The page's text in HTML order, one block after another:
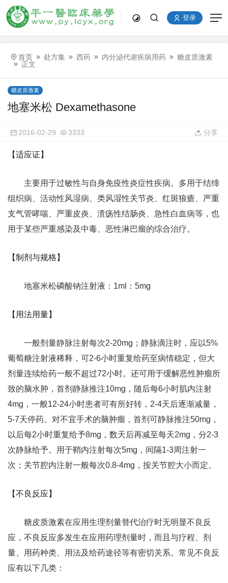
登录
首页 处方集 西药 内分泌代谢疾病用药
糖皮质激素
正文
糖皮质激素
地塞米松 Dexamethasone
2016-02-29 3333 分享
【适应证】
主要用于过敏性与自身免疫性炎症性疾病。多用于结缔
组织病、活动性风湿病、类风湿性关节炎、红斑狼瘡、严重
支气管哮喘、严重皮炎、溃疡性结肠炎、急性白血病等，也
用于某些严重感染及中毒、恶性淋巴瘤的综合治疗。
【制剂与规格】
地塞米松磷酸钠注射液：1ml：5mg
【用法用量】
一般剂量静脉注射每次2-20mg；静脉滴注时，应以5%
葡萄糖注射液稀释，可2-6小时重复给药至病情稳定，但大
剂量连续给药一般不超过72小时。还可用于缓解恶性肿瘤所
致的脑水肿，首剂静脉推注10mg，随后每6小时肌内注射
4mg，一般12-24小时患者可有所好转，2-4天后逐渐减量，
5-7天停药。对不宜手术的脑肿瘤，首剂可静脉推注50mg，
以后每2小时重复给予8mg，数天后再减至每天2mg，分2-3
次静脉给予。用于鞘内注射每次5mg，间隔1-3周注射一
次；关节腔内注射一般每次0.8-4mg，按关节腔大小而定。
【不良反应】
糖皮质激素在应用生理剂量替代治疗时无明显不良反
应，不良反应多发生在应用药理剂量时，而且与疗程、剂
量、用药种类、用法及给药途径等有密切关系。常见不良反
应有以下几类：